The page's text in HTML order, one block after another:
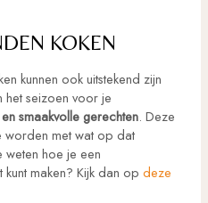
KOKEN
kunnen ook uitstekend zijn
het seizoen voor je
smaakvolle gerechten. Deze
worden met wat op dat
weten hoe je een
maken? Kijk dan op deze